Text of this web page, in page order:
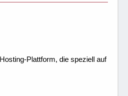
Plattform, die speziell auf